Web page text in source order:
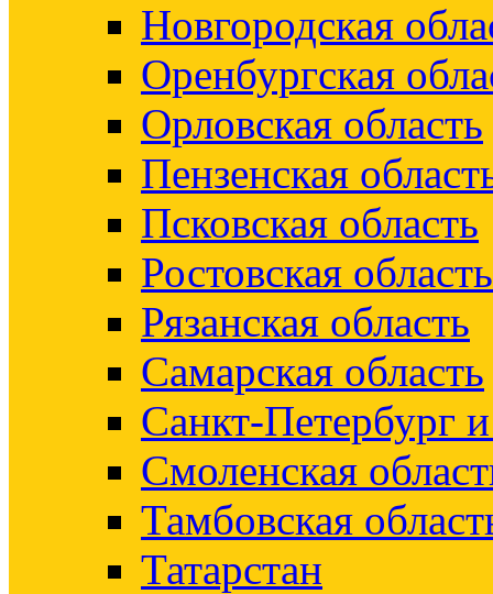
Новгородская
Оренбургская
Орловская область
Пензенская
Псковская область
Ростовская область
Рязанская область
Самарская область
Санкт-Петербург
Смоленская
Тамбовская
Татарстан